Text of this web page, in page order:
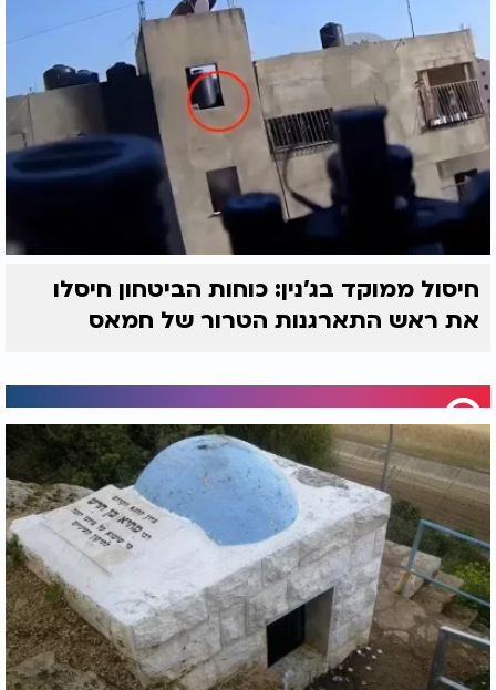
חיסול ממוקד בג'נין: כוחות הביטחון חיסלו
את ראש התארגנות הטרור של חמאס